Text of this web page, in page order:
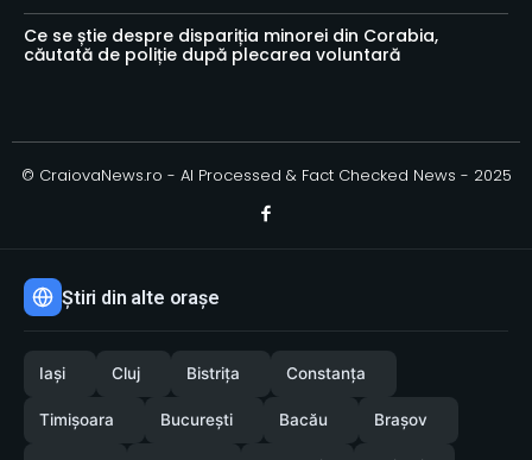
Ce se știe despre dispariția minorei din Corabia,
căutată de poliție după plecarea voluntară
© CraiovaNews.ro - AI Processed & Fact Checked News - 2025
Știri din alte orașe
Iași Cluj Bistrița Constanța
Timișoara București Bacău Brașov